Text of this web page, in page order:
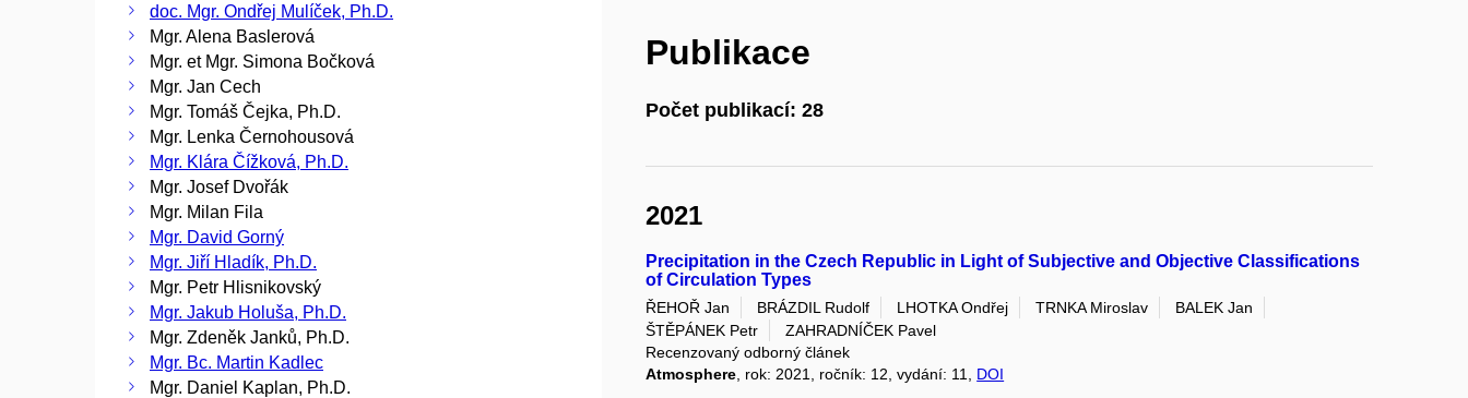
doc. Mgr. Ondřej Mulíček, Ph.D.
Mgr. Alena Baslerová
Mgr. et Mgr. Simona Bočková
Mgr. Jan Cech
Mgr. Tomáš Čejka, Ph.D.
Mgr. Lenka Černohousová
Mgr. Klára Čížková, Ph.D.
Mgr. Josef Dvořák
Mgr. Milan Fila
Mgr. David Gorný
Mgr. Jiří Hladík, Ph.D.
Mgr. Petr Hlisnikovský
Mgr. Jakub Holuša, Ph.D.
Mgr. Zdeněk Janků, Ph.D.
Mgr. Bc. Martin Kadlec
Mgr. Daniel Kaplan, Ph.D.
Publikace
Počet publikací: 28
2021
Precipitation in the Czech Republic in Light of Subjective and Objective Classifications
of Circulation Types
ŘEHOŘ Jan BRÁZDIL Rudolf LHOTKA Ondřej TRNKA Miroslav
BALEK Jan
ŠTĚPÁNEK Petr
ZAHRADNÍČEK Pavel
Recenzovaný odborný článek
Atmosphere , rok: 2021, ročník: 12, vydání: 11, DOI